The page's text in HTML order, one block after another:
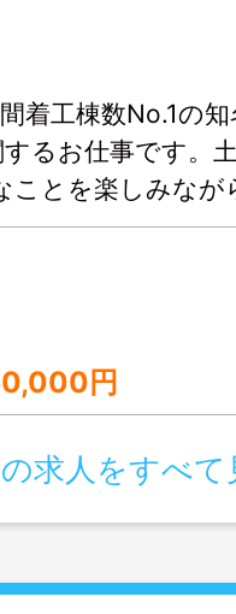
着工棟数No.1の
るお仕事です。
ことを楽しみな
イミングでも安心
っても安定して
んか？職場見学
円
求人をすべて